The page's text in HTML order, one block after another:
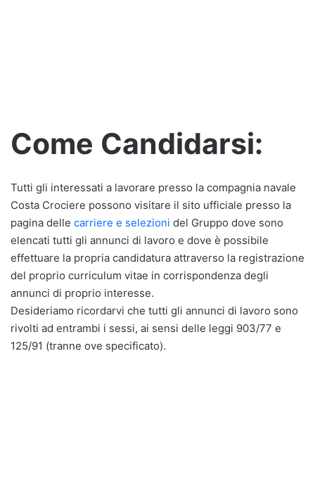
Come Candidarsi:
Tutti gli interessati a lavorare presso la compagnia navale
Costa Crociere possono visitare il sito ufficiale presso la
pagina delle carriere e selezioni del Gruppo dove sono
elencati tutti gli annunci di lavoro e dove è possibile
effettuare la propria candidatura attraverso la registrazione
del proprio curriculum vitae in corrispondenza degli
annunci di proprio interesse.
Desideriamo ricordarvi che tutti gli annunci di lavoro sono
rivolti ad entrambi i sessi, ai sensi delle leggi 903/77 e
125/91 (tranne ove specificato).